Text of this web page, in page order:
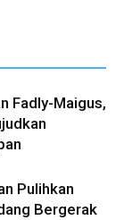
Fadly-Maigus,
Pulihkan
Bergerak